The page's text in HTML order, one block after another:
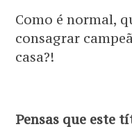
Como é normal,
consagrar
casa?!
Pensas que este